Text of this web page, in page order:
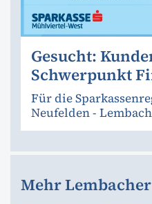
Gesucht:
Schwerpunkt
Für die
Neufelden - Lembach
Mehr